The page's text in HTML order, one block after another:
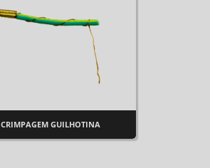
CRIMPAGEM GUILHOTINA